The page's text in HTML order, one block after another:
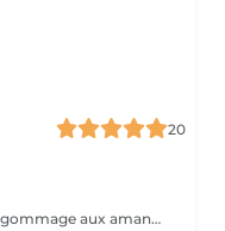
20
Soin du dos complet avec nettoyage, gommage aux amandes, extraction des petits points noir, massage relaxant et masque détox.